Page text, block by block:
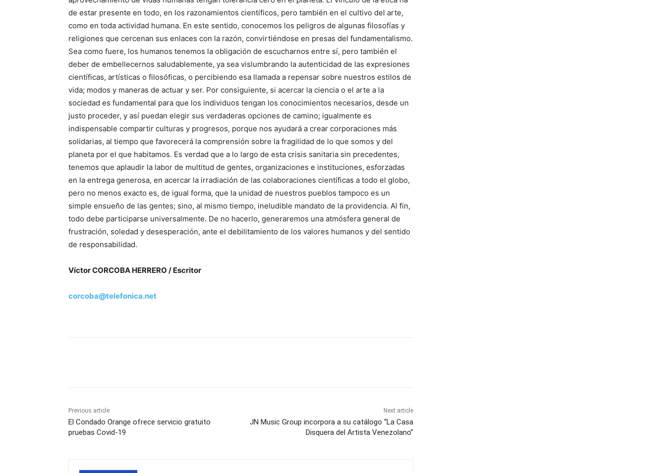
de estar presente en todo, en los razonamientos científicos, pero también en el cultivo del arte,
como en toda actividad humana. En este sentido, conocemos los peligros de algunas filosofías y
religiones que cercenan sus enlaces con la razón, convirtiéndose en presas del fundamentalismo.
Sea como fuere, los humanos tenemos la obligación de escucharnos entre sí, pero también el
deber de embellecernos saludablemente, ya sea vislumbrando la autenticidad de las expresiones
científicas, artísticas o filosóficas, o percibiendo esa llamada a repensar sobre nuestros estilos de
vida; modos y maneras de actuar y ser. Por consiguiente, si acercar la ciencia o el arte a la
sociedad es fundamental para que los individuos tengan los conocimientos necesarios, desde un
justo proceder, y así puedan elegir sus verdaderas opciones de camino; igualmente es
indispensable compartir culturas y progresos, porque nos ayudará a crear corporaciones más
solidarias, al tiempo que favorecerá la comprensión sobre la fragilidad de lo que somos y del
planeta por el que habitamos. Es verdad que a lo largo de esta crisis sanitaria sin precedentes,
tenemos que aplaudir la labor de multitud de gentes, organizaciones e instituciones, esforzadas
en la entrega generosa, en acercar la irradiación de las colaboraciones científicas a todo el globo,
pero no menos exacto es, de igual forma, que la unidad de nuestros pueblos tampoco es un
simple ensueño de las gentes; sino, al mismo tiempo, ineludible mandato de la providencia. Al fin,
todo debe participarse universalmente. De no hacerlo, generaremos una atmósfera general de
frustración, soledad y desesperación, ante el debilitamiento de los valores humanos y del sentido
de responsabilidad.
Víctor CORCOBA HERRERO / Escritor
corcoba@telefonica.net
Previous article
El Condado Orange ofrece servicio gratuito
pruebas Covid-19
Next article
JN Music Group incorpora a su catálogo “La Casa
Disquera del Artista Venezolano”